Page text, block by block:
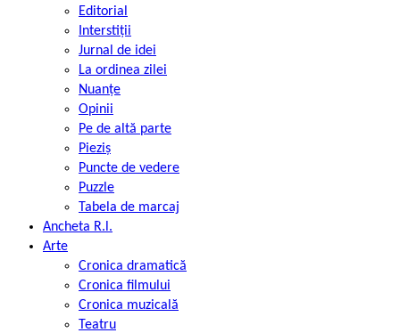
Editorial
Interstiții
Jurnal de idei
La ordinea zilei
Nuanțe
Opinii
Pe de altă parte
Pieziș
Puncte de vedere
Puzzle
Tabela de marcaj
Ancheta R.l.
Arte
Cronica dramatică
Cronica filmului
Cronica muzicală
Teatru